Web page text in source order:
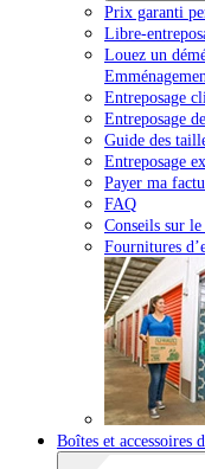
Prix garanti
Libre-
Louez un
Entreposage
Entreposage
Guide des
Entreposage
Payer ma
FAQ
Conseils sur
Fournitures
Boîtes et accessoires